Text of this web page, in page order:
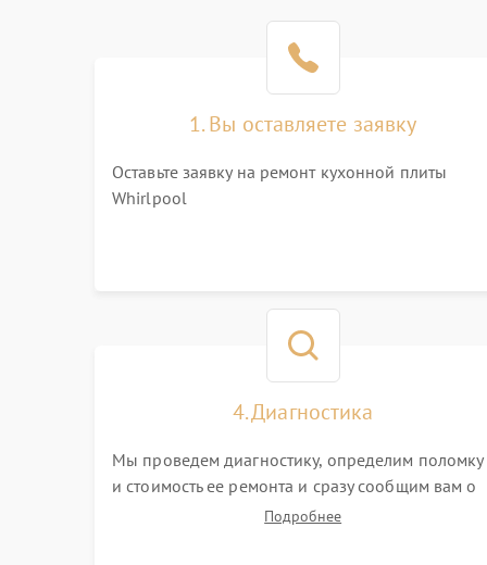
1. Вы оставляете заявку
Оставьте заявку на ремонт кухонной плиты
Whirlpool
4. Диагностика
Мы проведем диагностику, определим поломку
и стоимость ее ремонта и сразу сообщим вам о
Подробнее